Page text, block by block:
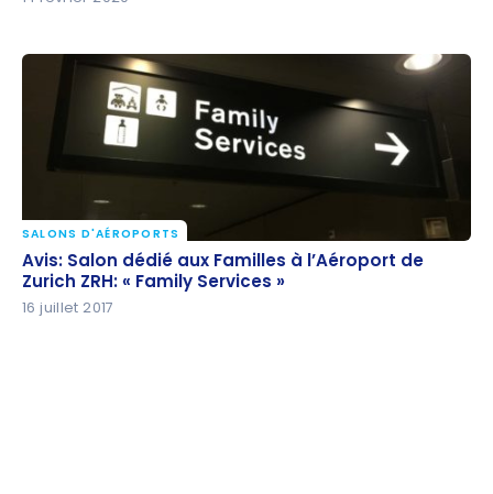
Avis: Salon dédié aux Familles à l’Aéroport de Zurich
ZRH: « Family Services »
SALONS D'AÉROPORTS
Avis: Salon dédié aux Familles à l’Aéroport de
Zurich ZRH: « Family Services »
16 juillet 2017